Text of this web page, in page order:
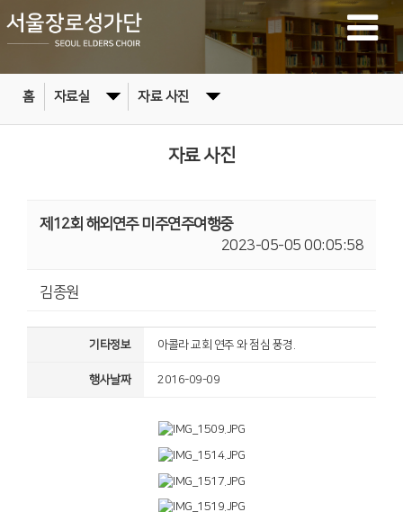
홈 자료실 자료 사진
자료 사진
제12회 해외연주 미주연주여행중
2023-05-05 00:05:58
김종원
기타정보 아콜라 교회 연주 와 점심 풍경.
행사날짜 2016-09-09